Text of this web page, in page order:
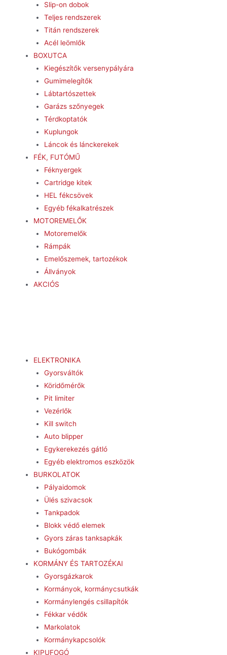
Slip-on dobok
Teljes rendszerek
Titán rendszerek
Acél leömlők
BOXUTCA
Kiegészítők versenypályára
Gumimelegítők
Lábtartószettek
Garázs szőnyegek
Térdkoptatók
Kuplungok
Láncok és lánckerekek
FÉK, FUTÓMŰ
Féknyergek
Cartridge kitek
HEL fékcsövek
Egyéb fékalkatrészek
MOTOREMELŐK
Motoremelők
Rámpák
Emelőszemek, tartozékok
Állványok
AKCIÓS
ELEKTRONIKA
Gyorsváltók
Köridőmérők
Pit limiter
Vezérlők
Kill switch
Auto blipper
Egykerekezés gátló
Egyéb elektromos eszközök
BURKOLATOK
Pályaidomok
Ülés szivacsok
Tankpadok
Blokk védő elemek
Gyors záras tanksapkák
Bukógombák
KORMÁNY ÉS TARTOZÉKAI
Gyorsgázkarok
Kormányok, kormánycsutkák
Kormánylengés csillapítók
Fékkar védők
Markolatok
Kormánykapcsolók
KIPUFOGÓ